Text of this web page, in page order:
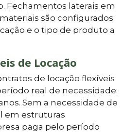
Fechamentos laterais em
são configurados
e o tipo de produto a
de Locação
de locação flexíveis
real de necessidade:
Sem a necessidade de
em estruturas
paga pelo período